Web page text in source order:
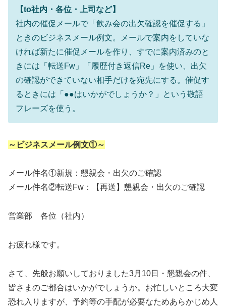
【to社内・各位・上司など】
社内の催促メールで「飲み会の出欠確認を催促する」
ときのビジネスメール例文。メールで案内をしていな
ければ新たに催促メールを作り、すでに案内済みのと
きには「転送Fw」「履歴付き返信Re」を使い、出欠
の確認ができていない相手だけを宛先にする。催促す
るときには「●●はいかがでしょうか？」という敬語
フレーズを使う。
～ビジネスメール例文①～
メール件名①新規：懇親会・出欠のご確認
メール件名②転送Fw：【再送】懇親会・出欠のご確認
営業部 各位（社内）
お疲れ様です。
さて、先般お願いしておりました3月10日・懇親会の件、
皆さまのご都合はいかがでしょうか。お忙しいところ大変
恐れ入りますが、予約等の手配が必要なためあらかじめ人